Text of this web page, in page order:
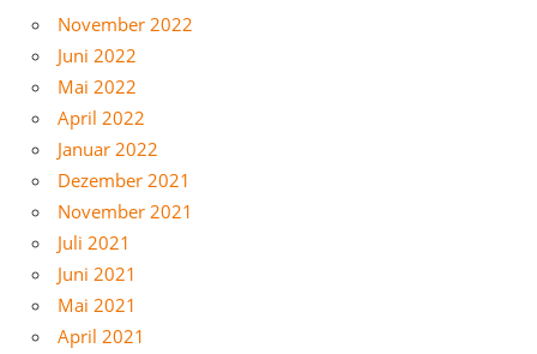
November 2022
Juni 2022
Mai 2022
April 2022
Januar 2022
Dezember 2021
November 2021
Juli 2021
Juni 2021
Mai 2021
April 2021